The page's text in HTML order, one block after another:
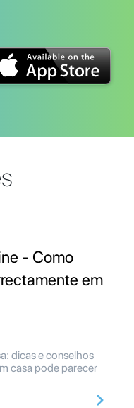
- Como
em
dicas e conselhos
casa pode parecer